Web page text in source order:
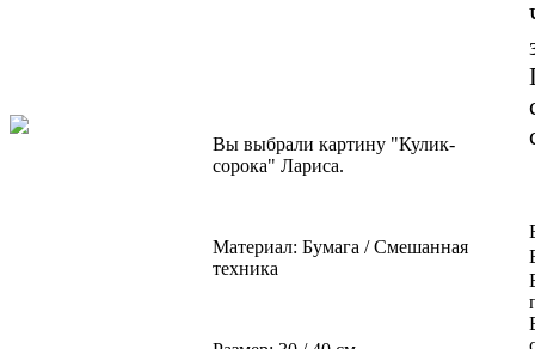
Вы выбрали картину "Кулик-
сорока" Лариса.
Материал: Бумага / Смешанная
техника